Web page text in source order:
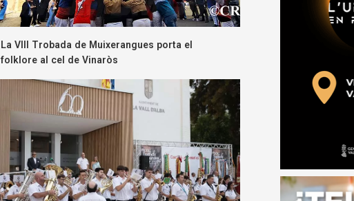
La VIII Trobada de Muixerangues porta el
folklore al cel de Vinaròs